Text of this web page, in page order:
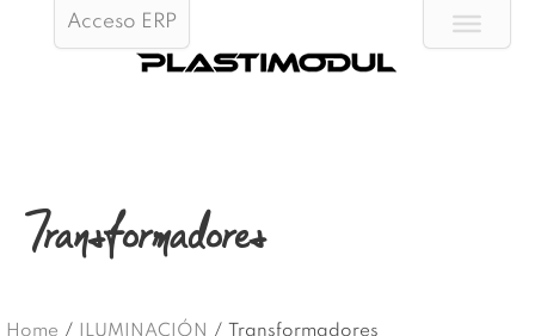
Acceso ERP
Transformadores
Home / ILUMINACIÓN / Transformadores